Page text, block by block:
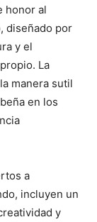
honor al
diseñado por
y el
La
manera sutil
en los
a
incluyen un
y